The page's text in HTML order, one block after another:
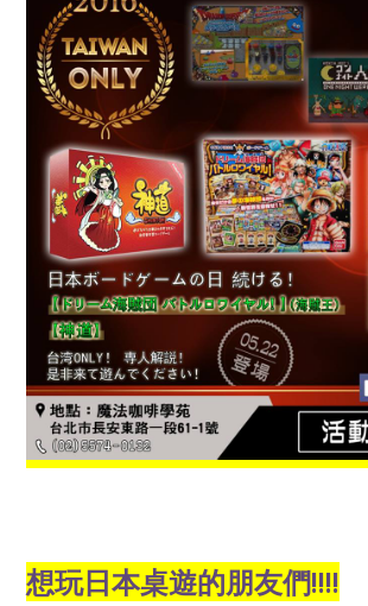
想玩日本桌遊的朋友們!!!!